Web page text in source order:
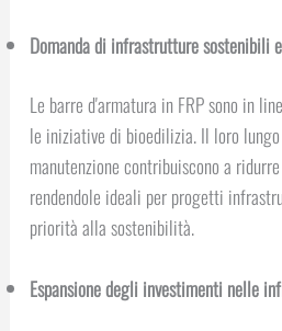
Domanda di infrastrutture sostenibili
Le barre d'armatura in FRP sono in
le iniziative di bioedilizia. Il loro
manutenzione contribuiscono a
rendendole ideali per progetti
priorità alla sostenibilità.
Espansione degli investimenti nelle